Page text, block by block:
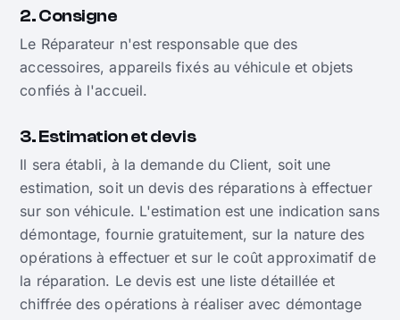
2. Consigne
Le Réparateur n'est responsable que des
accessoires, appareils fixés au véhicule et objets
confiés à l'accueil.
3. Estimation et devis
Il sera établi, à la demande du Client, soit une
estimation, soit un devis des réparations à effectuer
sur son véhicule. L'estimation est une indication sans
démontage, fournie gratuitement, sur la nature des
opérations à effectuer et sur le coût approximatif de
la réparation. Le devis est une liste détaillée et
chiffrée des opérations à réaliser avec démontage